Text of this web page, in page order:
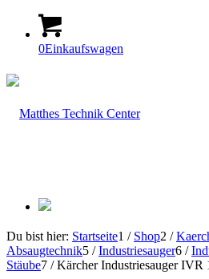
0Einkaufswagen
Du bist hier: Startseite1 / Shop2 /
Absaugtechnik5 / Industriesauger6 /
Stäube7 / Kärcher Industriesauger IVR